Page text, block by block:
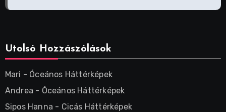
Utolsó Hozzászólások
Mari - Óceános Háttérképek
Andrea - Óceános Háttérképek
Sipos Hanna - Cicás Háttérképek